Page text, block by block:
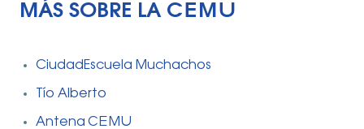
MÁS SOBRE LA CEMU
CiudadEscuela Muchachos
Tío Alberto
Antena CEMU